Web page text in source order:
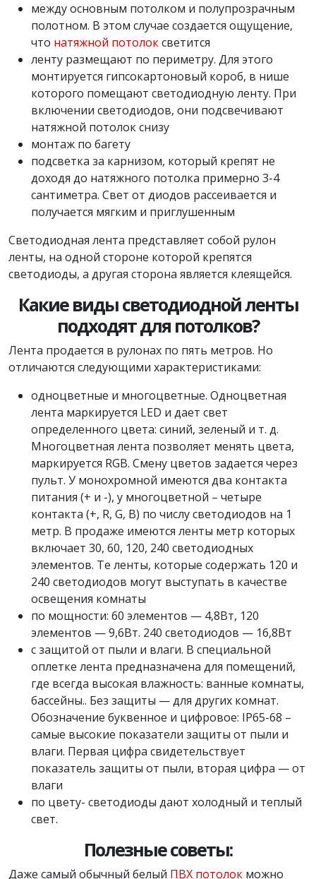
между основным потолком и полупрозрачным
полотном. В этом случае создается ощущение,
что натяжной потолоксветится
ленту размещают по периметру. Для этого
монтируется гипсокартоновый короб, в нише
которого помещают светодиодную ленту. При
включении светодиодов, они подсвечивают
натяжной потолок снизу
монтаж по багету
подсветка за карнизом, который крепят не
доходя до натяжного потолка примерно 3-4
сантиметра. Свет от диодов рассеивается и
получается мягким и приглушенным
Светодиодная лента представляет собой рулон
ленты, на одной стороне которой крепятся
светодиоды, а другая сторона является клеящейся.
Какие виды светодиодной ленты
подходят для потолков?
Лента продается в рулонах по пять метров. Но
отличаются следующими характеристиками:
одноцветные и многоцветные. Одноцветная
лента маркируется LED и дает свет
определенного цвета: синий, зеленый и т. д.
Многоцветная лента позволяет менять цвета,
маркируется RGB. Смену цветов задается через
пульт. У монохромной имеются два контакта
питания (+ и -), у многоцветной – четыре
контакта (+, R, G, B) по числу светодиодов на 1
метр. В продаже имеются ленты метр которых
включает 30, 60, 120, 240 светодиодных
элементов. Те ленты, которые содержать 120 и
240 светодиодов могут выступать в качестве
освещения комнаты
по мощности: 60 элементов — 4,8Вт, 120
элементов — 9,6Вт. 240 светодиодов — 16,8Вт
с защитой от пыли и влаги. В специальной
оплетке лента предназначена для помещений,
где всегда высокая влажность: ванные комнаты,
бассейны.. Без защиты — для других комнат.
Обозначение буквенное и цифровое: IP65-68 –
самые высокие показатели защиты от пыли и
влаги. Первая цифра свидетельствует
показатель защиты от пыли, вторая цифра — от
влаги
по цвету- светодиоды дают холодный и теплый
свет.
Полезные советы:
Даже самый обычный белый ПВХ потолок можно